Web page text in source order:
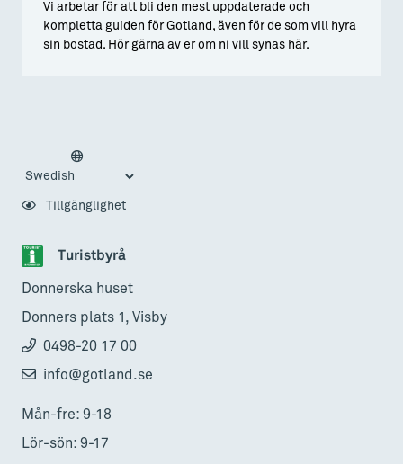
Vi arbetar för att bli den mest uppdaterade och
kompletta guiden för Gotland, även för de som vill hyra
sin bostad. Hör gärna av er om ni vill synas här.
Turistbyrå
Donnerska huset
Donners plats 1, Visby
0498-20 17 00
info@gotland.se
Mån-fre: 9-18
Lör-sön: 9-17
Tillgänglighet